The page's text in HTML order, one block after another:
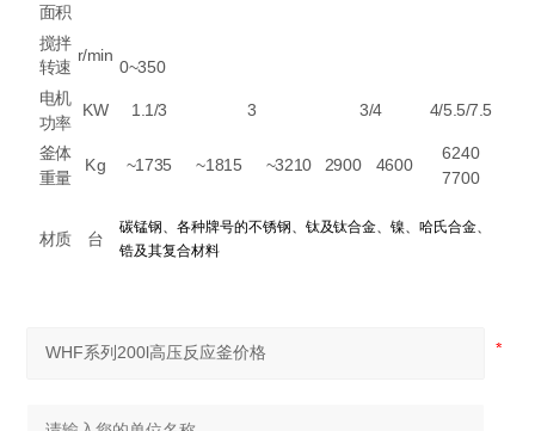
面积
搅拌
转速
r/min
0~350
电机
功率
KW 1.1/3 3 3/4 4/5.5/7.5
釜体
重量
Kg ~1735 ~1815 ~3210 2900 4600
6240
7700
材质 台
碳锰钢、各种牌号的不锈钢、钛及钛合金、镍、哈氏合金、
锆及其复合材料